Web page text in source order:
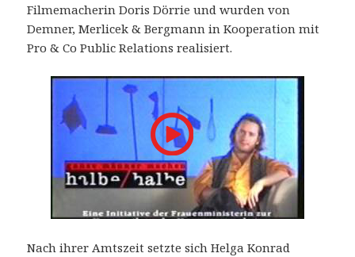
Filmemacherin Doris Dörrie und wurden von
Demner, Merlicek & Bergmann in Kooperation mit
Pro & Co Public Relations realisiert.
Nach ihrer Amtszeit setzte sich Helga Konrad